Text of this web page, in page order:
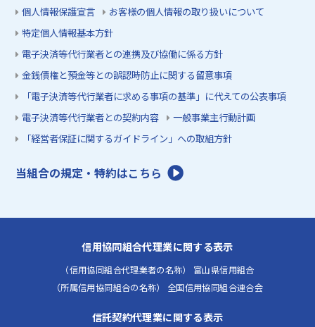
個人情報保護宣言
お客様の個人情報の取り扱いについて
特定個人情報基本方針
電子決済等代行業者との連携及び協働に係る方針
金銭債権と預金等との誤認時防止に関する留意事項
「電子決済等代行業者に求める事項の基準」に代えての公表事項
電子決済等代行業者との契約内容
一般事業主行動計画
「経営者保証に関するガイドライン」への取組方針
当組合の規定・特約はこちら
信用協同組合代理業に関する表示
（信用協同組合代理業者の名称） 富山県信用組合
（所属信用協同組合の名称） 全国信用協同組合連合会
信託契約代理業に関する表示